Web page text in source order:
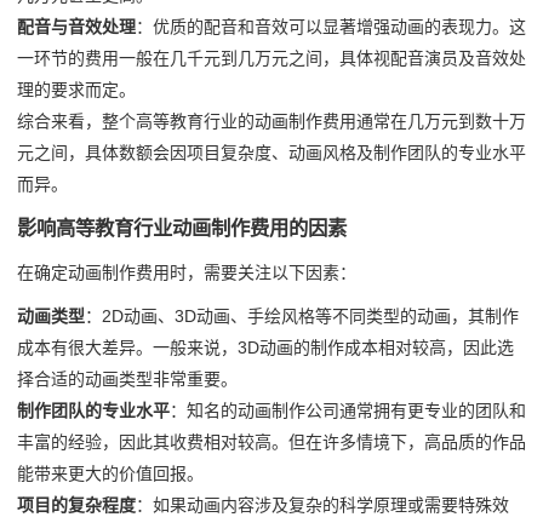
配音与音效处理：优质的配音和音效可以显著增强动画的表现力。这
一环节的费用一般在几千元到几万元之间，具体视配音演员及音效处
理的要求而定。
综合来看，整个高等教育行业的动画制作费用通常在几万元到数十万
元之间，具体数额会因项目复杂度、动画风格及制作团队的专业水平
而异。
影响高等教育行业动画制作费用的因素
在确定动画制作费用时，需要关注以下因素：
动画类型：2D动画、3D动画、手绘风格等不同类型的动画，其制作
成本有很大差异。一般来说，3D动画的制作成本相对较高，因此选
择合适的动画类型非常重要。
制作团队的专业水平：知名的动画制作公司通常拥有更专业的团队和
丰富的经验，因此其收费相对较高。但在许多情境下，高品质的作品
能带来更大的价值回报。
项目的复杂程度：如果动画内容涉及复杂的科学原理或需要特殊效